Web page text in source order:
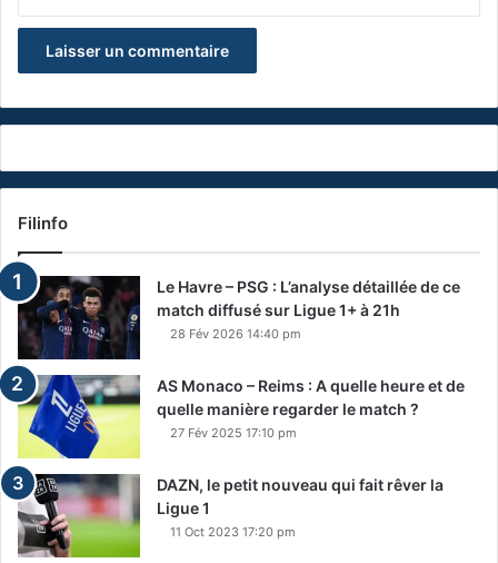
Filinfo
Le Havre – PSG : L’analyse détaillée de ce
match diffusé sur Ligue 1+ à 21h
28 Fév 2026 14:40 pm
AS Monaco – Reims : A quelle heure et de
quelle manière regarder le match ?
27 Fév 2025 17:10 pm
DAZN, le petit nouveau qui fait rêver la
Ligue 1
11 Oct 2023 17:20 pm